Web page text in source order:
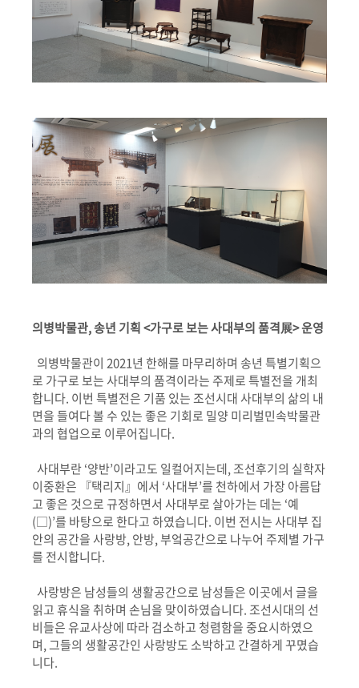
의병박물관, 송년 기획 <가구로 보는 사대부의 품격展> 운영
의병박물관이 2021년 한해를 마무리하며 송년 특별기획으
로 가구로 보는 사대부의 품격이라는 주제로 특별전을 개최
합니다. 이번 특별전은 기품 있는 조선시대 사대부의 삶의 내
면을 들여다 볼 수 있는 좋은 기회로 밀양 미리벌민속박물관
과의 협업으로 이루어집니다.
사대부란 ‘양반’이라고도 일컬어지는데, 조선후기의 실학자
이중환은 『택리지』에서 ‘사대부’를 천하에서 가장 아름답
고 좋은 것으로 규정하면서 사대부로 살아가는 데는 ‘예
(□)’를 바탕으로 한다고 하였습니다. 이번 전시는 사대부 집
안의 공간을 사랑방, 안방, 부엌공간으로 나누어 주제별 가구
를 전시합니다.
사랑방은 남성들의 생활공간으로 남성들은 이곳에서 글을
읽고 휴식을 취하며 손님을 맞이하였습니다. 조선시대의 선
비들은 유교사상에 따라 검소하고 청렴함을 중요시하였으
며, 그들의 생활공간인 사랑방도 소박하고 간결하게 꾸몄습
니다.